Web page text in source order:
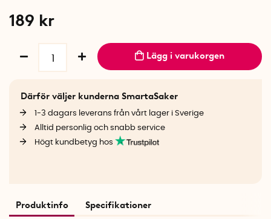
189 kr
Lägg i varukorgen
Därför väljer kunderna SmartaSaker
1-3 dagars leverans från vårt lager i Sverige
Alltid personlig och snabb service
Högt kundbetyg hos
Produktinfo Specifikationer